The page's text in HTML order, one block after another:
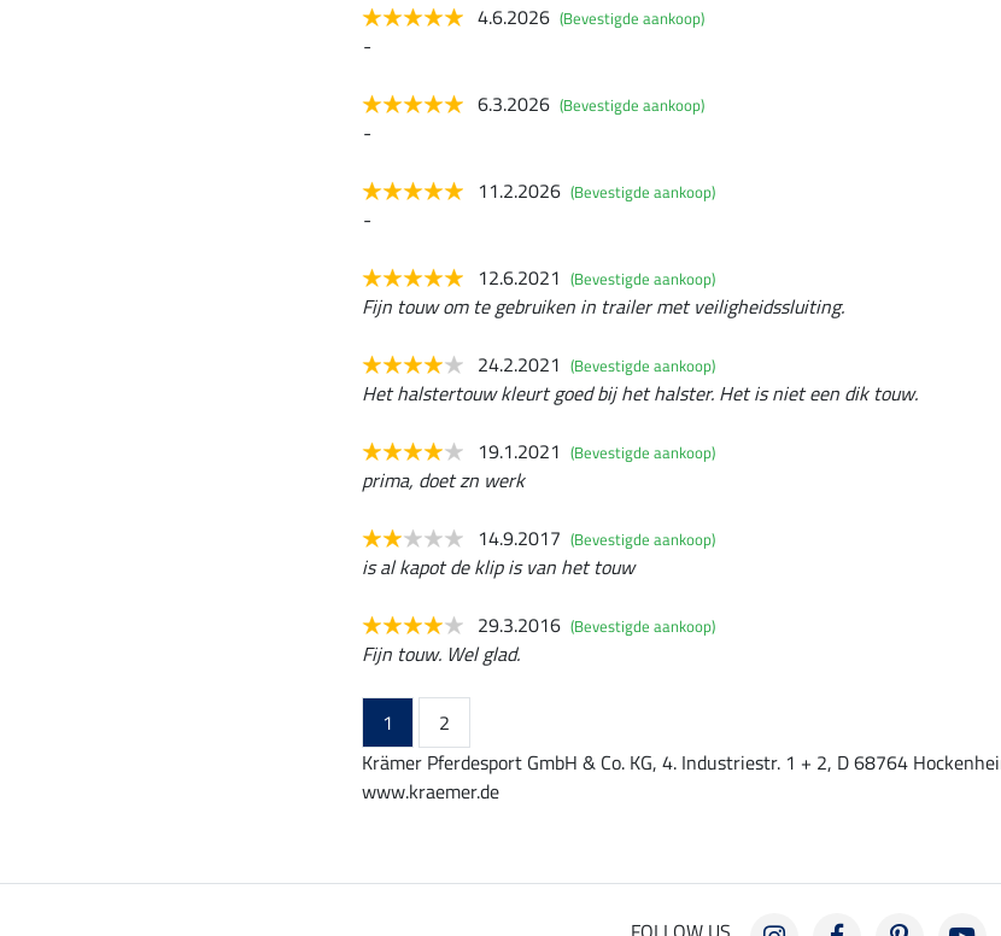
4.6.2026 (Bevestigde aankoop)
-
6.3.2026 (Bevestigde aankoop)
-
11.2.2026 (Bevestigde aankoop)
-
12.6.2021 (Bevestigde aankoop)
Fijn touw om te gebruiken in trailer met veiligheidssluiting.
24.2.2021 (Bevestigde aankoop)
Het halstertouw kleurt goed bij het halster. Het is niet een dik touw.
19.1.2021 (Bevestigde aankoop)
prima, doet zn werk
14.9.2017 (Bevestigde aankoop)
is al kapot de klip is van het touw
29.3.2016 (Bevestigde aankoop)
Fijn touw. Wel glad.
1
2
Krämer Pferdesport GmbH & Co. KG, 4. Industriestr. 1 + 2, D 68764
www.kraemer.de